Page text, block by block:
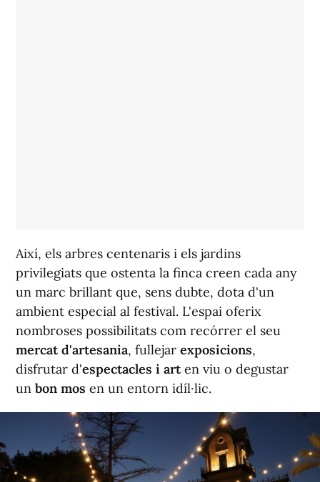
Així, els arbres centenaris i els jardins
privilegiats que ostenta la finca creen cada any
un marc brillant que, sens dubte, dota d'un
ambient especial al festival. L'espai oferix
nombroses possibilitats com recórrer el seu
mercat d'artesania, fullejar exposicions,
disfrutar d'espectacles i arten viu o degustar
un bon mos en un entorn idíl·lic.